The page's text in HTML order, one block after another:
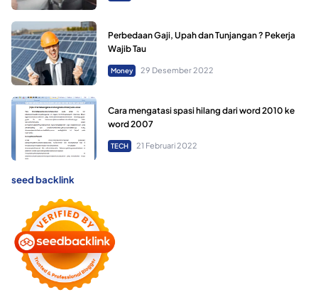
Perbedaan Gaji, Upah dan Tunjangan ? Pekerja
Wajib Tau
Money 29 Desember 2022
Cara mengatasi spasi hilang dari word 2010 ke
word 2007
TECH 21 Februari 2022
seed backlink